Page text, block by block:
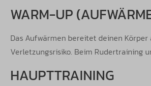
WARM-UP
Das Aufwärmen bereitet deinen
Verletzungsrisiko. Beim Rudertraining
HAUPTTRAINING